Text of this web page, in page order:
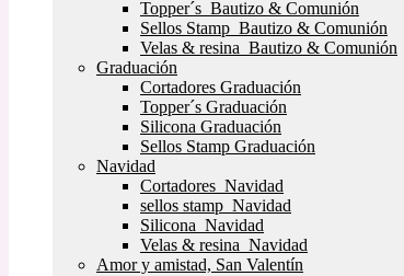
Topper´s Bautizo & Comunión
Sellos Stamp Bautizo & Comunión
Velas & resina Bautizo & Comunión
Graduación
Cortadores Graduación
Topper´s Graduación
Silicona Graduación
Sellos Stamp Graduación
Navidad
Cortadores Navidad
sellos stamp Navidad
Silicona Navidad
Velas & resina Navidad
Amor y amistad, San Valentín